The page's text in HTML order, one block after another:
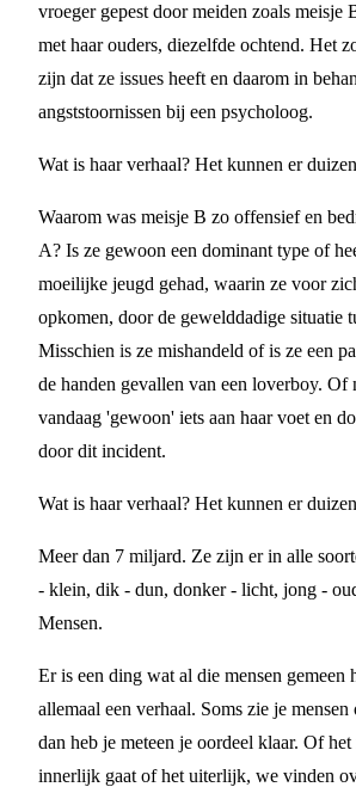
vroeger gepest door meiden zoals meisje
met haar ouders, diezelfde ochtend. Het
zijn dat ze issues heeft en daarom in
angststoornissen bij een psycholoog.
Wat is haar verhaal? Het kunnen er
Waarom was meisje B zo offensief en
A? Is ze gewoon een dominant type of
moeilijke jeugd gehad, waarin ze voor
opkomen, door de gewelddadige situatie
Misschien is ze mishandeld of is ze een
de handen gevallen van een loverboy. Of
vandaag 'gewoon' iets aan haar voet en
door dit incident.
Wat is haar verhaal? Het kunnen er
Meer dan 7 miljard. Ze zijn er in alle
- klein, dik - dun, donker - licht, jong -
Mensen.
Er is een ding wat al die mensen gemeen
allemaal een verhaal. Soms zie je mensen
dan heb je meteen je oordeel klaar. Of
innerlijk gaat of het uiterlijk, we vinden